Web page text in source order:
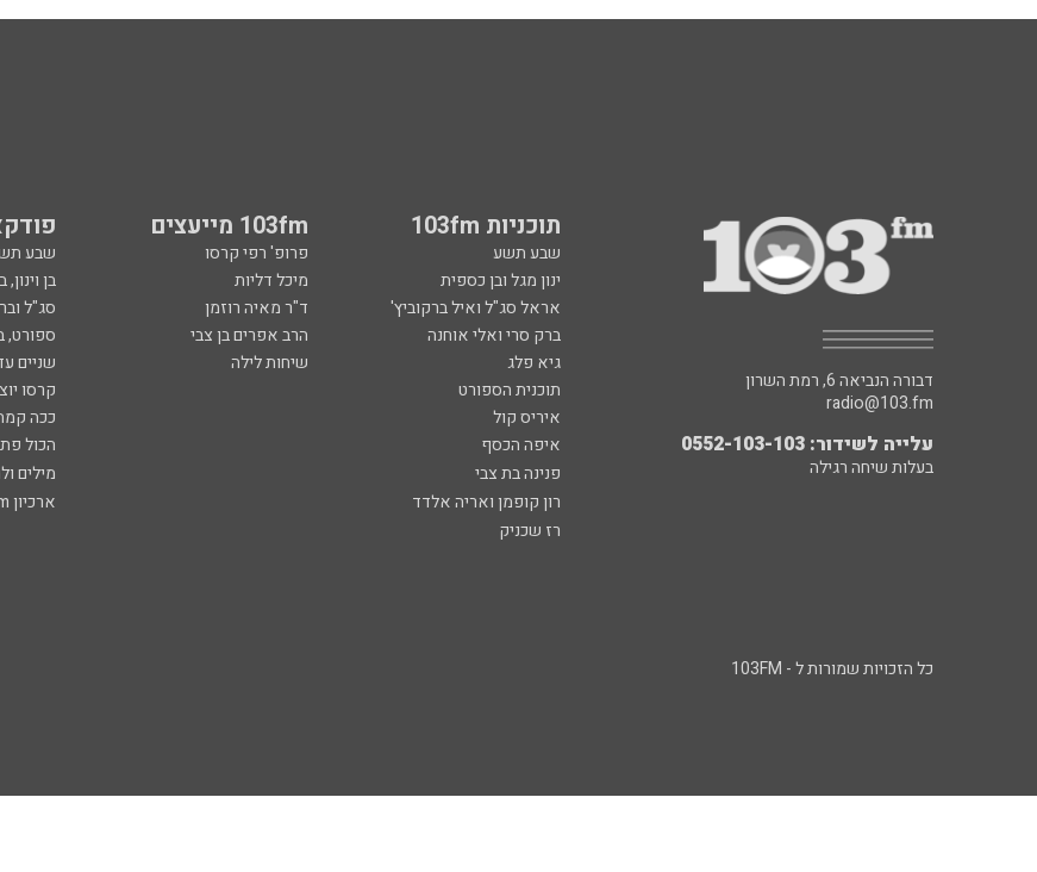
תוכניות 103fm 103fm מייעצים
שבע תשע פרופ' רפי קרסו שבע
ינון מגל ובן כספית
מיכל דליות בן
אראל סג"ל ואיל ברקוביץ'
ד"ר מאיה רוזמן סג"ל
ברק סרי ואלי אוחנה
הרב אפרים בן צבי ספורט,
גיא פלג
שיחות לילה שניים
תוכנית הספורט
קרסו
איריס קול
ככה
איפה הכסף
הכול
פנינה בת צבי
מילים
רון קופמן ואריה אלדד
ארכיון 103fm
רז שכניק
דבורה הנביאה 6, רמת השרון
radio@103.fm
עלייה לשידור: 0552-103-103
בעלות שיחה רגילה
כל הזכויות שמורות ל - 103FM